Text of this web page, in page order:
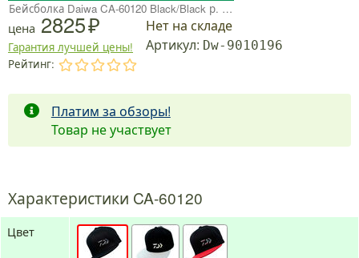
Бейсболка Daiwa CA-60120 Black/Black р. Free
цена 2825
Гарантия лучшей цены!
Нет на складе
Артикул: Dw-9010196
Рейтинг:
Платим за обзоры!
Товар не участвует
Характеристики CA-60120
Цвет